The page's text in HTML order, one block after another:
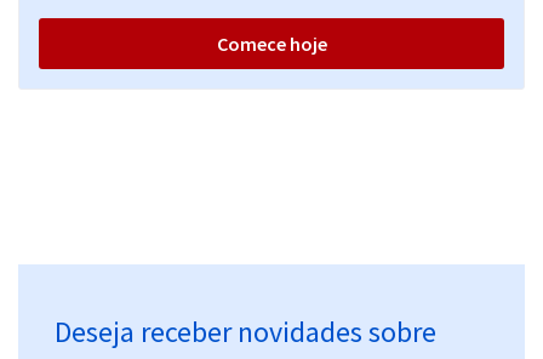
Comece hoje
Deseja receber novidades sobre